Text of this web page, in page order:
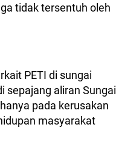
tidak tersentuh oleh
PETI di sungai
sepajang aliran Sungai
pada kerusakan
masyarakat